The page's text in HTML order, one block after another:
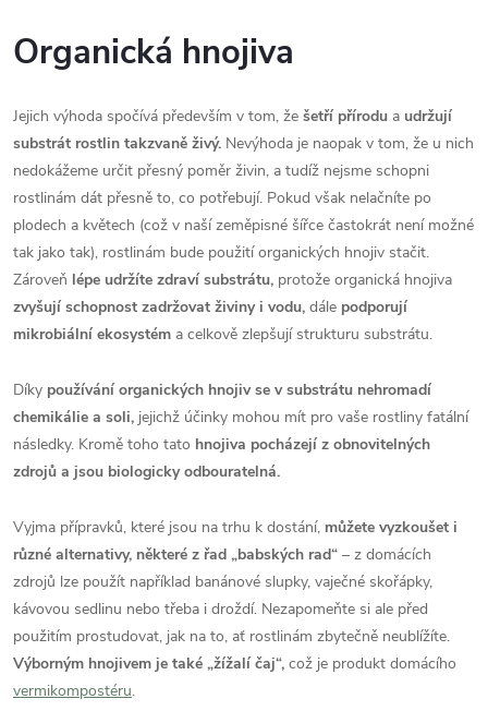
Organická hnojiva
Jejich výhoda spočívá především v tom, že šetří přírodu a udržují
substrát rostlin takzvaně živý. Nevýhoda je naopak v tom, že u nich
nedokážeme určit přesný poměr živin, a tudíž nejsme schopni
rostlinám dát přesně to, co potřebují. Pokud však nelačníte po
plodech a květech (což v naší zeměpisné šířce častokrát není možné
tak jako tak), rostlinám bude použití organických hnojiv stačit.
Zároveň lépe udržíte zdraví substrátu, protože organická hnojiva
zvyšují schopnost zadržovat živiny i vodu, dále podporují
mikrobiální ekosystém a celkově zlepšují strukturu substrátu.
Díky používání organických hnojiv se v substrátu nehromadí
chemikálie a soli, jejichž účinky mohou mít pro vaše rostliny fatální
následky. Kromě toho tato hnojiva pocházejí z obnovitelných
zdrojů a jsou biologicky odbouratelná.
Vyjma přípravků, které jsou na trhu k dostání, můžete vyzkoušet i
různé alternativy, některé z řad „babských rad“ – z domácích
zdrojů lze použít například banánové slupky, vaječné skořápky,
kávovou sedlinu nebo třeba i droždí. Nezapomeňte si ale před
použitím prostudovat, jak na to, ať rostlinám zbytečně neublížíte.
Výborným hnojivem je také „žížalí čaj“, což je produkt domácího
vermikompostéru.